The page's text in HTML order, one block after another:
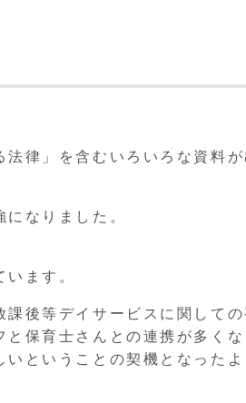
律」を含むいろいろな資料が
なりました。
ます。
後等デイサービスに関しての
保育士さんとの連携が多くな
ということの契機となったよ